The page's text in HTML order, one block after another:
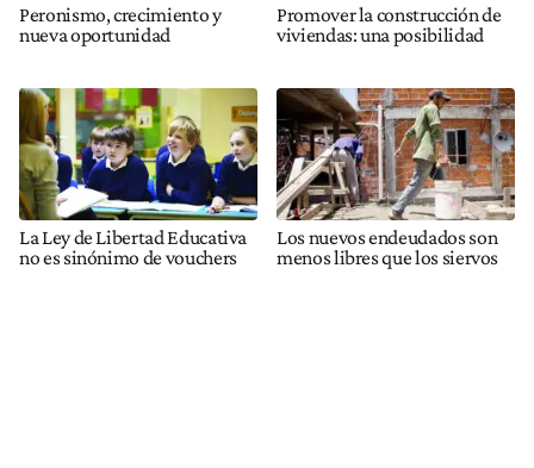
Peronismo, crecimiento y
nueva oportunidad
Promover la construcción de
viviendas: una posibilidad
La Ley de Libertad Educativa
no es sinónimo de vouchers
Los nuevos endeudados son
menos libres que los siervos